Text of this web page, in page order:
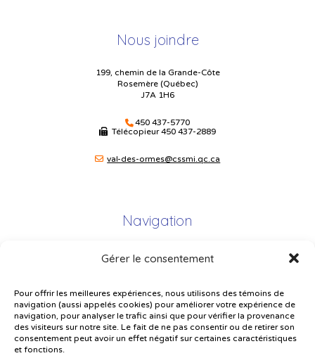
Gérer le consentement
Pour offrir les meilleures expériences, nous utilisons des témoins de
navigation (aussi appelés cookies) pour améliorer votre expérience de
navigation, pour analyser le trafic ainsi que pour vérifier la provenance
des visiteurs sur notre site. Le fait de ne pas consentir ou de retirer son
consentement peut avoir un effet négatif sur certaines caractéristiques
et fonctions.
Nous joindre
199, chemin de la Grande-Côte
Rosemère (Québec)
J7A 1H6
450 437-5770
Télécopieur450 437-2889
val-des-ormes@cssmi.qc.ca
Navigation
Plan du site
Plainte – service à l’élève
Politique de confidentialité